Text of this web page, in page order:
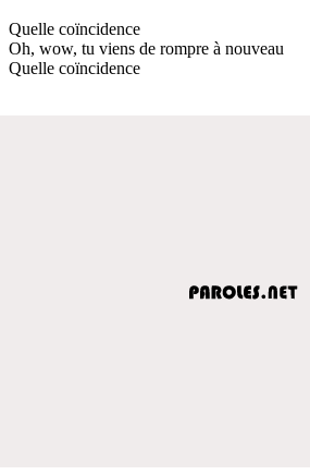
Quelle coïncidence
Oh, wow, tu viens de rompre à nouveau
Quelle coïncidence